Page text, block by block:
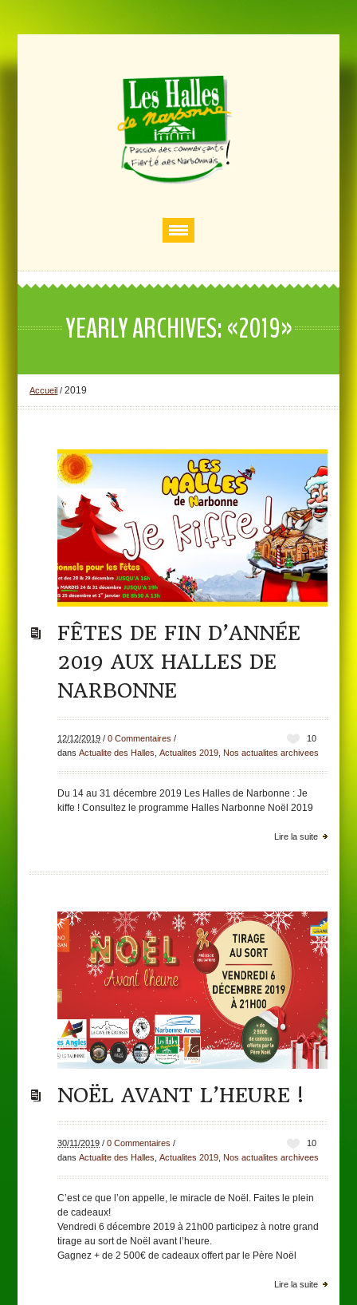
YEARLY ARCHIVES: «2019»
Accueil /2019
FÊTES DE FIN D’ANNÉE
2019 AUX HALLES DE
NARBONNE
10
12/12/2019 /0 Commentaires /
dansActualite des Halles ,Actualites 2019 Nos actualites archivees
Du 14 au 31 décembre 2019 Les Halles de Narbonne : Je
kiffe ! Consultez le programme Halles Narbonne Noël 2019
Lire la suite
NOËL AVANT L’HEURE !
10
30/11/2019 /0 Commentaires /
dansActualite des Halles ,Actualites 2019 Nos actualites archivees
C’est ce que l’on appelle, le miracle de Noël. Faites le plein
de cadeaux!
Vendredi 6 décembre 2019 à 21h00 participez à notre grand
tirage au sort de Noël avant l’heure.
Gagnez + de 2 500€ de cadeaux offert par le Père Noël
Lire la suite